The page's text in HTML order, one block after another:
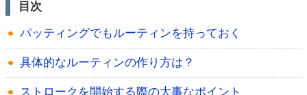
目次
パッティングでもルーティンを持っておく
具体的なルーティンの作り方は？
ストロークを開始する際の大事なポイント